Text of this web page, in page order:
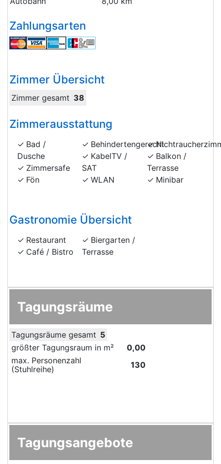
Zahlungsarten
Zimmer Übersicht
Zimmer gesamt 38
Zimmerausstattung
Bad /
Dusche
Zimmersafe
Fön
Behindertengerecht
KabelTV /
SAT
WLAN
Balkon /
Terrasse
Minibar
Gastronomie Übersicht
Restaurant
Café / Bistro
Biergarten /
Terrasse
Tagungsräume
Tagungsräume gesamt 5
größter Tagungsraum in m²
0,00
max. Personenzahl
(Stuhlreihe)
130
Tagungsangebote